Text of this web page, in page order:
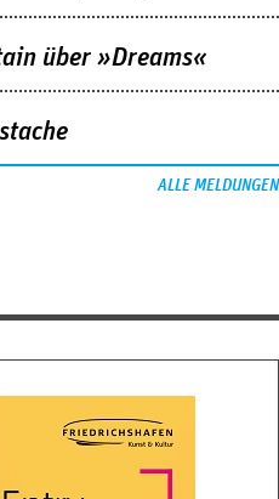
über »Dreams«
ALLE MELDUNGEN